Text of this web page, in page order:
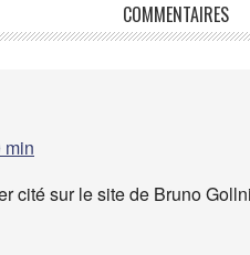
COMMENTAIRES
min
cité sur le site de Bruno